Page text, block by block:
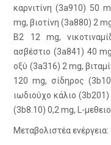
καρνιτίνη (3a910) 50
mg, βιοτίνη (3a880) 2
Β2 12 mg,
ασβέστιο (3a841) 40
οξύ (3a316) 2 mg,
120 mg, σίδηρος
ιωδιούχο κάλιο
(3b8.10) 0,2 mg, L-
Μεταβολιστέα